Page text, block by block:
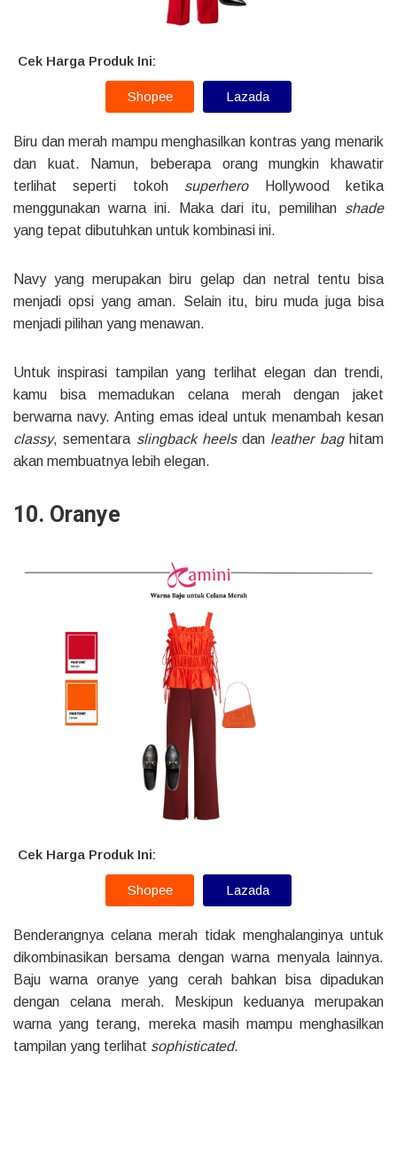
Cek Harga Produk Ini:
Shopee Lazada
Biru dan merah mampu menghasilkan kontras yang menarik
dan kuat. Namun, beberapa orang mungkin khawatir
terlihat seperti tokoh superheroHollywood ketika
menggunakan warna ini. Maka dari itu, pemilihan shade
yang tepat dibutuhkan untuk kombinasi ini.
Navy yang merupakan biru gelap dan netral tentu bisa
menjadi opsi yang aman. Selain itu, biru muda juga bisa
menjadi pilihan yang menawan.
Untuk inspirasi tampilan yang terlihat elegan dan trendi,
kamu bisa memadukan celana merah dengan jaket
berwarna navy. Anting emas ideal untuk menambah kesan
classy, sementara slingback heelsdan leather bag hitam
akan membuatnya lebih elegan.
10. Oranye
Cek Harga Produk Ini:
Shopee Lazada
Benderangnya celana merah tidak menghalanginya untuk
dikombinasikan bersama dengan warna menyala lainnya.
Baju warna oranye yang cerah bahkan bisa dipadukan
dengan celana merah. Meskipun keduanya merupakan
warna yang terang, mereka masih mampu menghasilkan
tampilan yang terlihat sophisticated.